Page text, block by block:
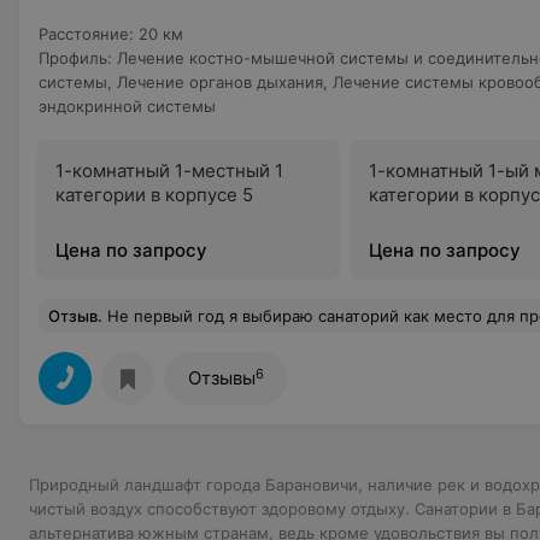
Расстояние: 20 км
Профиль: Лечение костно-мышечной системы и
системы
Лечение органов дыхания Лечение системы
эндокринной системы
1-комнатный 1-местный 1
категории в корпусе 5
Цена по запросу
1-комнатный 1-ый
категории в
Цена по запросу
Отзыв. Не первый год я выбираю санаторий как место для проведения отпуска. В этом сезоне мы ездили с сестрой и дочкой. Нам очень понравился отдых в санатории "Чабарок". Санаторий находится в благоприятном месте - в прекрасном лесу между двумя водоёмами. Очень радует то, что на территории санатория не беспокоят комары. Хорошая развлекательная программа как для детей, так и для взрослых: дискотеки, караоке, фильмы-мультфильмы. Есть отличная возможность заниматься спортом: уличные тренажёры, настольный теннис, бассейн. Рядом с санаторием проходит экологическая тропа, которую мы исследовали каждый день,
Отзывы6
Природный ландшафт города Барановичи, наличие рек и
чистый воздух способствуют здоровому отдыху. Санатории в
альтернатива южным странам, ведь кроме удовольствия вы